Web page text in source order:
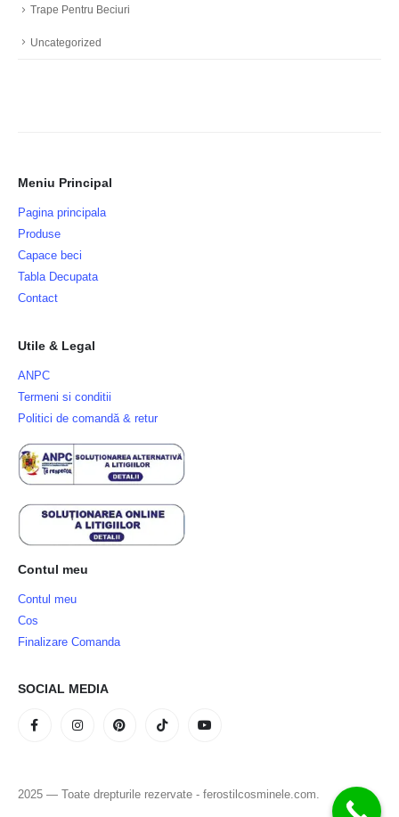
Trape Pentru Beciuri
Uncategorized
Meniu Principal
Pagina principala
Produse
Capace beci
Tabla Decupata
Contact
Utile & Legal
ANPC
Termeni si conditii
Politici de comandă & retur
Contul meu
Contul meu
Cos
Finalizare Comanda
SOCIAL MEDIA
2025 — Toate drepturile rezervate - ferostilcosminele.com.